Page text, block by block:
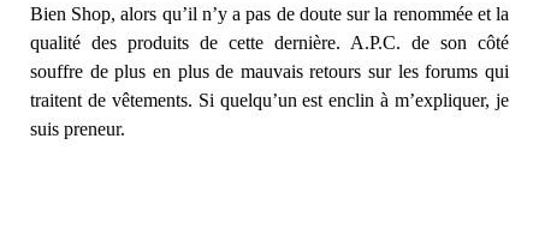
Bien Shop, alors qu’il n’y a pas de doute sur la renommée et la
qualité des produits de cette dernière. A.P.C. de son côté
souffre de plus en plus de mauvais retours sur les forums qui
traitent de vêtements. Si quelqu’un est enclin à m’expliquer, je
suis preneur.